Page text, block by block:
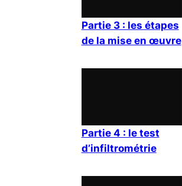
Partie 3 : les étapes
de la mise en œuvre
Partie 4 : le test
d’infiltrométrie